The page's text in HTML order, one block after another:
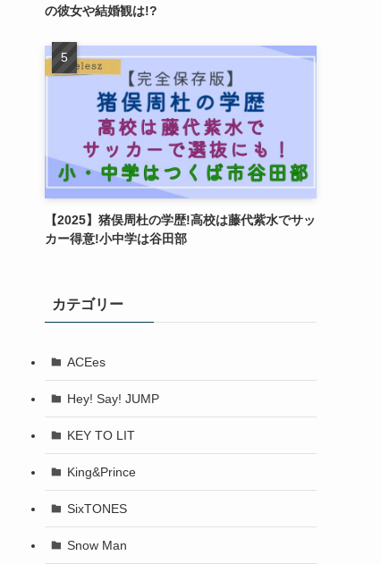
の彼女や結婚観は!?
【2025】猪俣周杜の学歴!高校は藤代紫水でサッ
カー得意!小中学は谷田部
カテゴリー
ACEes
Hey! Say! JUMP
KEY TO LIT
King&Prince
SixTONES
Snow Man